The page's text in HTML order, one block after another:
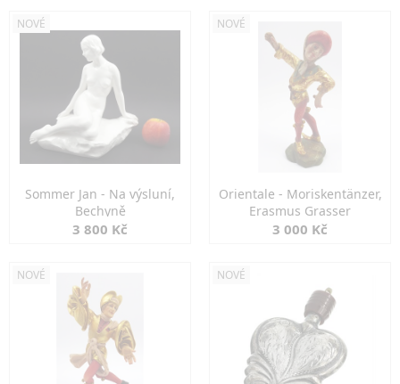
NOVÉ
Sommer Jan - Na výsluní,
Bechyně
3 800 Kč
NOVÉ
Orientale - Moriskentänzer,
Erasmus Grasser
3 000 Kč
NOVÉ NOVÉ